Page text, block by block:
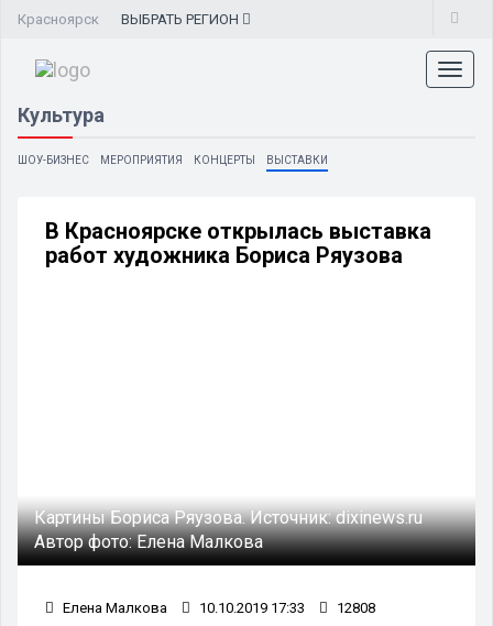
Красноярск ВЫБРАТЬ РЕГИОН
Культура
ШОУ-БИЗНЕС МЕРОПРИЯТИЯ КОНЦЕРТЫ ВЫСТАВКИ
В Красноярске открылась выставка
работ художника Бориса Ряузова
Картины Бориса Ряузова.Источник:dixinews.ru
Автор фото:Елена Малкова
Елена Малкова 10.10.2019 17:33 12808